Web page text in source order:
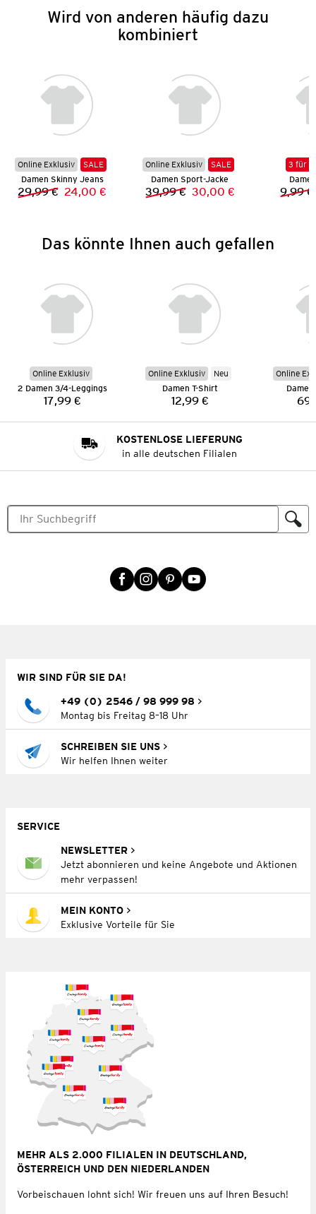
Wird von anderen häufig dazu
kombiniert
Online Exklusiv
SALE
Damen Skinny Jeans
Vorheriger Preis:
29,99 € Neuer Preis:
24,00 €
Online Exklusiv
SALE
Damen Sport-Jacke
Vorheriger Preis:
39,99 € Neuer Preis:
30,00 €
3 für 2
9,99 €
Das könnte Ihnen auch gefallen
Online Exklusiv
2 Damen 3/4-Leggings
Preis:
17,99 €
Online Exklusiv
Neu
Damen T-Shirt
Preis:
12,99 €
Online
KOSTENLOSE LIEFERUNG
in alle deutschen Filialen
WIR SIND FÜR SIE DA!
+49 (0) 2546 / 98 999 98
Montag bis Freitag 8–18 Uhr
SCHREIBEN SIE UNS
Wir helfen Ihnen weiter
SERVICE
NEWSLETTER
Jetzt abonnieren und keine Angebote und Aktionen
mehr verpassen!
MEIN KONTO
Exklusive Vorteile für Sie
MEHR ALS 2.000 FILIALEN IN DEUTSCHLAND,
ÖSTERREICH UND DEN NIEDERLANDEN
Vorbeischauen lohnt sich! Wir freuen uns auf Ihren Besuch!